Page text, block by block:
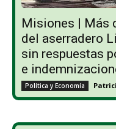
Misiones | Más
del aserradero
sin respuestas
e
Política y Economía